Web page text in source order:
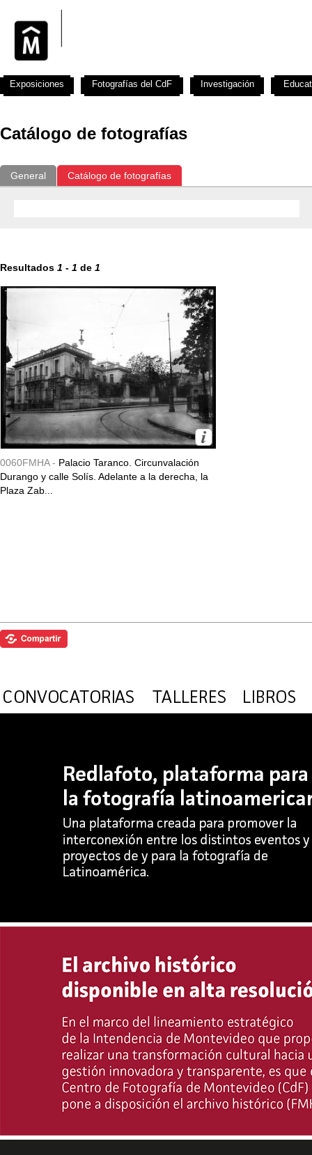
Catálogo de fotografías
General Catálogo de fotografías
Resultados 1 - 1 de 1
0060FMHA - Palacio Taranco. Circunvalación
Durango y calle Solís. Adelante a la derecha, la
Plaza Zab...
Exposiciones Fotografías del CdF Investigación